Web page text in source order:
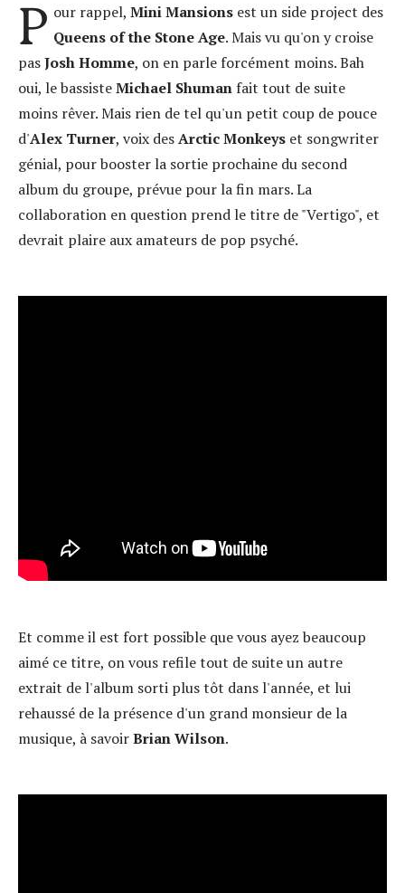
P our rappel, Mini Mansionsest un side project des
Queens of the Stone Age. Mais vu qu'on y croise
pasJosh Homme, on en parle forcément moins. Bah
oui, le bassisteMichael Shuman fait tout de suite
moins rêver. Mais rien de tel qu'un petit coup de pouce
d'Alex Turner, voix desArctic Monkeys et songwriter
génial, pour booster la sortie prochaine du second
album du groupe, prévue pour la fin mars. La
collaboration en question prend le titre de "Vertigo", et
devrait plaire aux amateurs de pop psyché.
Et comme il est fort possible que vous ayez beaucoup
aimé ce titre, on vous refile tout de suite un autre
extrait de l'album sorti plus tôt dans l'année, et lui
rehaussé de la présence d'un grand monsieur de la
musique, à savoirBrian Wilson.